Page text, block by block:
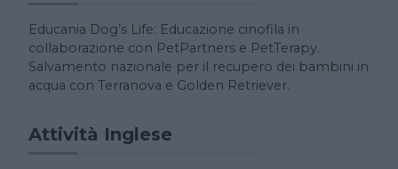
Educania Dog’s Life: Educazione cinofila in
collaborazione con PetPartners e PetTerapy.
Salvamento nazionale per il recupero dei bambini in
acqua con Terranova e Golden Retriever.
Attività Inglese